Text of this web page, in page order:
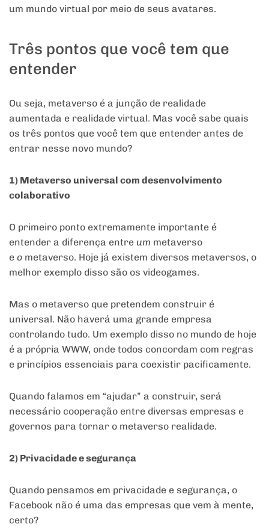
um mundo virtual por meio de seus avatares.
Três pontos que você tem que
entender
Ou seja, metaverso é a junção de realidade
aumentada e realidade virtual. Mas você sabe quais
os três pontos que você tem que entender antes de
entrar nesse novo mundo?
1) Metaverso universal com desenvolvimento
colaborativo
O primeiro ponto extremamente importante é
entender a diferença entre um metaverso
e o metaverso. Hoje já existem diversos metaversos, o
melhor exemplo disso são os videogames.
Mas o metaverso que pretendem construir é
universal. Não haverá uma grande empresa
controlando tudo. Um exemplo disso no mundo de hoje
é a própria WWW, onde todos concordam com regras
e princípios essenciais para coexistir pacificamente.
Quando falamos em “ajudar” a construir, será
necessário cooperação entre diversas empresas e
governos para tornar o metaverso realidade.
2) Privacidade e segurança
Quando pensamos em privacidade e segurança, o
Facebook não é uma das empresas que vem à mente,
certo?